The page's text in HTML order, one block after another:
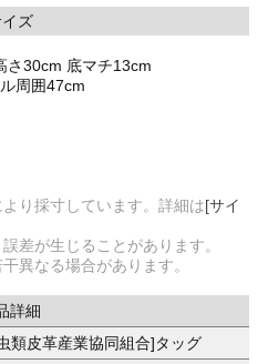
ズ
さ30cm 底マチ13cm
周囲47cm
り採寸しています。詳細は[サイ
差が生じることがあります。
異なる場合があります。
詳細
類皮革産業協同組合]タッグ